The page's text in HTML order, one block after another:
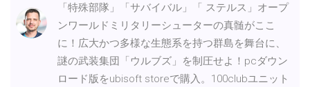
「特殊部隊」「サバイバル」「 ステルス」オープ
ンワールドミリタリーシューターの真髄がここ
に！広大かつ多様な生態系を持つ群島を舞台に、
謎の武装集団「ウルブズ」を制圧せよ！pcダウン
ロード版をubisoft storeで購入。100clubユニット